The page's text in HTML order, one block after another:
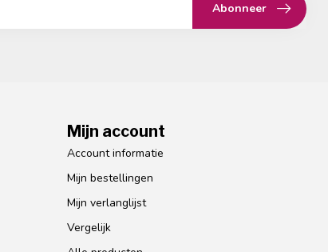
Abonneer
Mijn account
Account informatie
Mijn bestellingen
Mijn verlanglijst
Vergelijk